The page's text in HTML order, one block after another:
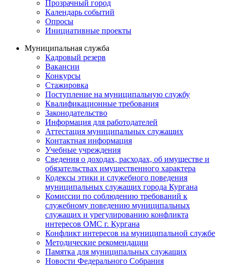
Прозрачный город
Календарь событий
Опросы
Инициативные проекты
Муниципальная служба
Кадровый резерв
Вакансии
Конкурсы
Стажировка
Поступление на муниципальную службу
Квалификационные требования
Законодательство
Информация для работодателей
Аттестация муниципальных служащих
Контактная информация
Учебные учреждения
Сведения о доходах, расходах, об имуществе и
обязательствах имущественного характера
Кодексы этики и служебного поведения
муниципальных служащих города Кургана
Комиссии по соблюдению требований к
служебному поведению муниципальных
служащих и урегулированию конфликта
интересов ОМС г. Кургана
Конфликт интересов на муниципальной службе
Методические рекомендации
Памятка для муниципальных служащих
Новости Федерального Cобрания